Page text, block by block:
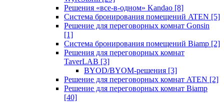
Решения «все-в-одном» Kandao [8]
Система бронирования помещений ATEN [5]
Решение для переговорных комнат Gonsin
[1]
Система бронирования помещений Biamp [2]
Решения для переговорных комнат
TaverLAB [3]
BYOD/BYOM-решения [3]
Решение для переговорных комнат ATEN [2]
Решение для переговорных комнат Biamp
[40]